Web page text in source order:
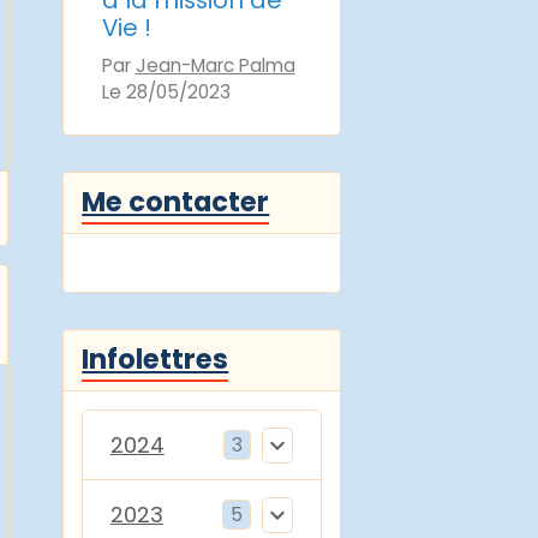
Vie !
ParJean-Marc Palma
Le 28/05/2023
Me contacter
Infolettres
2024 3
2023 5